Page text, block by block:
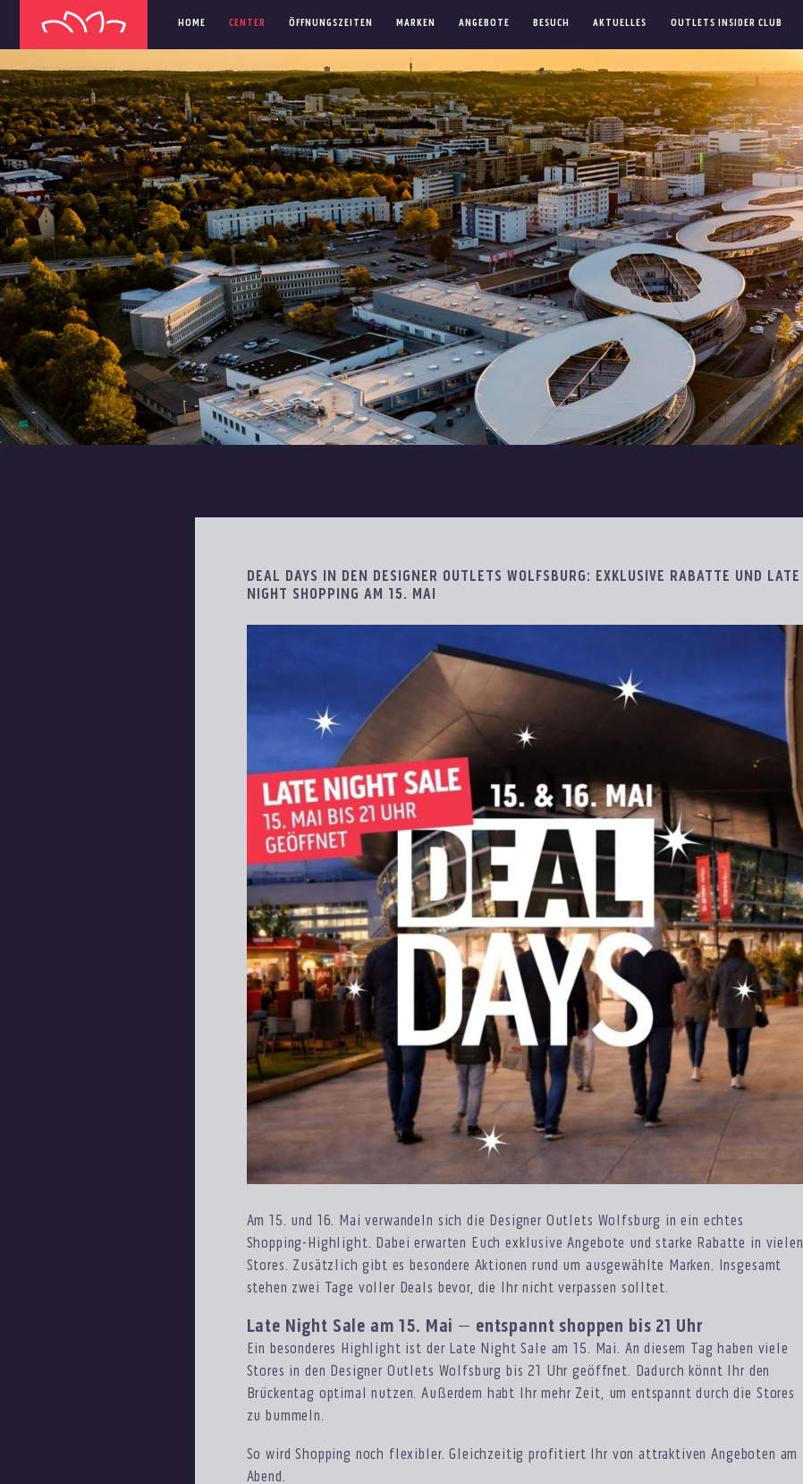
HOME CENTER ÖFFNUNGSZEITEN MARKEN ANGEBOTE BESUCH AKTUELLES OUTLETS INSIDER CLUB
DEAL DAYS IN DEN DESIGNER OUTLETS WOLFSBURG: EXKLUSIVE RABATTE UND LATE
NIGHT SHOPPING AM 15. MAI
Am 15. und 16. Mai verwandeln sich die Designer Outlets Wolfsburg in ein echtes
Shopping-Highlight. Dabei erwarten Euch exklusive Angebote und starke Rabatte in vielen
Stores. Zusätzlich gibt es besondere Aktionen rund um ausgewählte Marken. Insgesamt
stehen zwei Tage voller Deals bevor, die Ihr nicht verpassen solltet.
Late Night Sale am 15. Mai – entspannt shoppen bis 21 Uhr
Ein besonderes Highlight ist der Late Night Sale am 15. Mai. An diesem Tag haben viele
Stores in den Designer Outlets Wolfsburg bis 21 Uhr geöffnet. Dadurch könnt Ihr den
Brückentag optimal nutzen. Außerdem habt Ihr mehr Zeit, um entspannt durch die Stores
zu bummeln.
So wird Shopping noch flexibler. Gleichzeitig profitiert Ihr von attraktiven Angeboten am
Abend.